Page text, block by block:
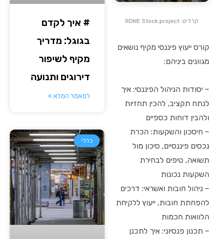
קרדיט: RDNE Stock project
קורס ייעוץ פיננסי מקיף נושאים
מגוונים ביניהם:
– יסודות הניהול הפיננסי: איך
לנתח תקציב, להכין תחזיות
ולהבין דוחות כספיים
– חיסכון והשקעות: הכרת
נכסים פיננסיים, סיכון מול
תשואה, טיפים לבחירת
השקעות נכונות
– ניהול חובות ואשראי: דרכים
להפחתת חובות, ייעוץ ללקיחת
הלוואות חכמות
– תכנון פנסיוני: איך לתכנן
# איך לקדם
בגוגל: מדריך
מקיף לשיפור
דירוגים ותנועה
למאמר המלא »
כללי